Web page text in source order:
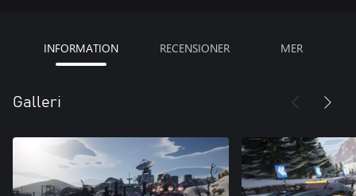
INFORMATION RECENSIONER MER
Galleri